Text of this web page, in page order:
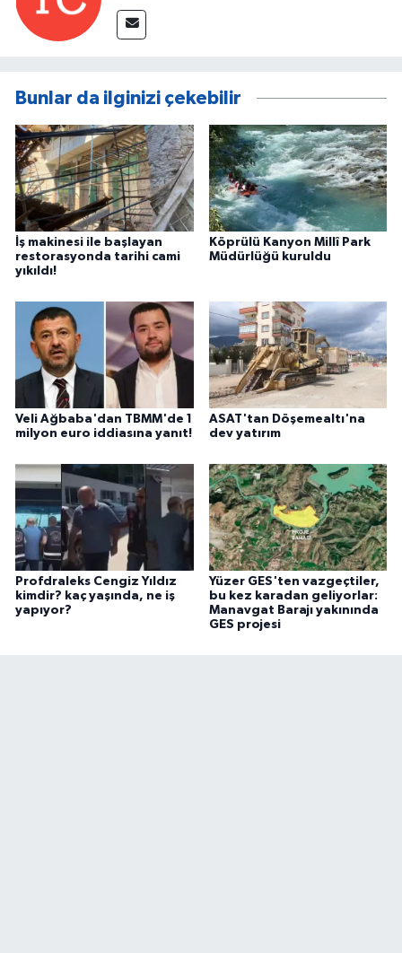
Bunlar da ilginizi çekebilir
İş makinesi ile başlayan
restorasyonda tarihi cami
yıkıldı!
Köprülü Kanyon Millî Park
Müdürlüğü kuruldu
Veli Ağbaba'dan TBMM'de 1
milyon euro iddiasına yanıt!
ASAT'tan Döşemealtı'na
dev yatırım
Profdraleks Cengiz Yıldız
kimdir? kaç yaşında, ne iş
yapıyor?
Yüzer GES'ten vazgeçtiler,
bu kez karadan geliyorlar:
Manavgat Barajı yakınında
GES projesi